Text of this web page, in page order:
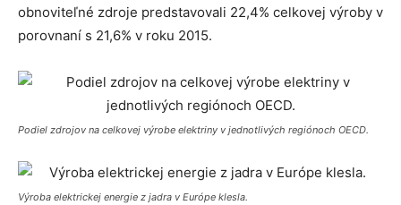
obnoviteľné zdroje predstavovali 22,4% celkovej výroby v
porovnaní s 21,6% v roku 2015.
Podiel zdrojov na celkovej výrobe elektriny v jednotlivých regiónoch OECD.
Výroba elektrickej energie z jadra v Európe klesla.